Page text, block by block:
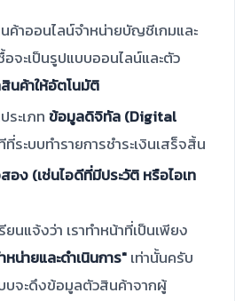
นค้าออนไลน์จำหน่ายบัญชีเกมและ
จะเป็นรูปแบบออนไลน์และตัว
ค้าให้อัตโนมัติ
ระเภท ข้อมูลดิจิทัล (Digital
ระบบทำรายการชำระเงินเสร็จสิ้น
ง (เช่นไอดีที่มีประวัติ หรือไอเท
นแจ้งว่า เราทำหน้าที่เป็นเพียง
น่ายและดำเนินการ" เท่านั้นครับ
บจะดึงข้อมูลตัวสินค้าจากผู้